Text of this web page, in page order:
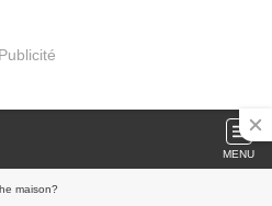
Publicité
MENU
maison?